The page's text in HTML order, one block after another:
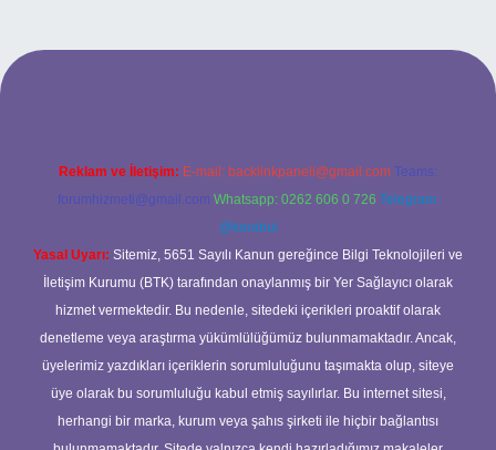
casino
Reklam ve İletişim: E-mail: backlinkpaneli@gmail.com Teams:
forumhizmeti@gmail.com Whatsapp: 0262 606 0 726 Telegram:
@karabul
Yasal Uyarı: Sitemiz, 5651 Sayılı Kanun gereğince Bilgi Teknolojileri ve
İletişim Kurumu (BTK) tarafından onaylanmış bir Yer Sağlayıcı olarak
hizmet vermektedir. Bu nedenle, sitedeki içerikleri proaktif olarak
denetleme veya araştırma yükümlülüğümüz bulunmamaktadır. Ancak,
üyelerimiz yazdıkları içeriklerin sorumluluğunu taşımakta olup, siteye
üye olarak bu sorumluluğu kabul etmiş sayılırlar. Bu internet sitesi,
herhangi bir marka, kurum veya şahıs şirketi ile hiçbir bağlantısı